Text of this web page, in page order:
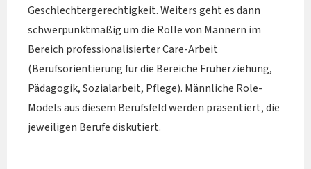
Geschlechtergerechtigkeit. Weiters geht es dann
schwerpunktmäßig um die Rolle von Männern im
Bereich professionalisierter Care-Arbeit
(Berufsorientierung für die Bereiche Früherziehung,
Pädagogik, Sozialarbeit, Pflege). Männliche Role-
Models aus diesem Berufsfeld werden präsentiert, die
jeweiligen Berufe diskutiert.